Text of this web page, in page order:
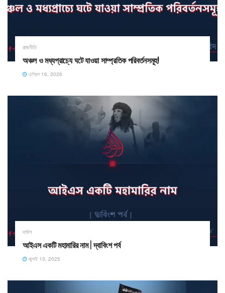
রাজনীতি
অঞ্চল ও মধ্যপ্রাচ্যে ঘটে যাওয়া সাম্প্রতিক পরিবর্তনসমূহ!
এপ্রিল 16, 2026
দাঈশ
আইএস একটি মহামারির নাম | দ্বাবিংশ পর্ব
জুলাই 13, 2025